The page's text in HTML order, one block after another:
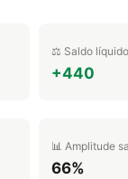
⚖️ Saldo líquido
+440
📊 Amplitude
66%